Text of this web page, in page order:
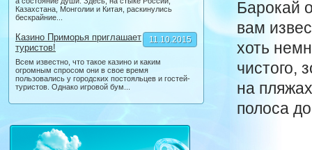
Казахстана, Монголии и Китая, раскинулись
бескрайние...
11.10.2015
Казино Приморья приглашает
туристов!
Всем известно, что такое казино и каким
огромным спросом они в свое время
пользовались у городских постояльцев и гостей-
туристов. Однако игровой бум...
Барокай
вам
хоть
чистого,
на
полоса